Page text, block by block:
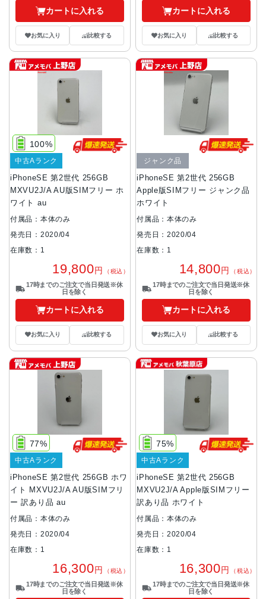
カートに入れる
お気に入り 比較する
カートに入れる
お気に入り 比較する
iPhoneSE 第2世代 256GB
MXVU2J/A AU版SIMフリー ホ
ワイト au
100%
中古Aランク
付属品：本体のみ
発売日：2020/04
在庫数：1
19,800円 （税込）
17時までのご注文で当日発送※休
日を除く
カートに入れる
お気に入り 比較する
iPhoneSE 第2世代 256GB
Apple版SIMフリー ジャンク品
ホワイト
ジャンク品
付属品：本体のみ
発売日：2020/04
在庫数：1
14,800円 （税込）
17時までのご注文で当日発送※休
日を除く
カートに入れる
お気に入り 比較する
iPhoneSE 第2世代 256GB ホワ
イト MXVU2J/A AU版SIMフリ
ー 訳あり品 au
77%
中古Aランク
付属品：本体のみ
発売日：2020/04
在庫数：1
16,300円 （税込）
17時までのご注文で当日発送※休
日を除く
iPhoneSE 第2世代 256GB
MXVU2J/A Apple版SIMフリー
訳あり品 ホワイト
75%
中古Aランク
付属品：本体のみ
発売日：2020/04
在庫数：1
16,300円 （税込）
17時までのご注文で当日発送※休
日を除く